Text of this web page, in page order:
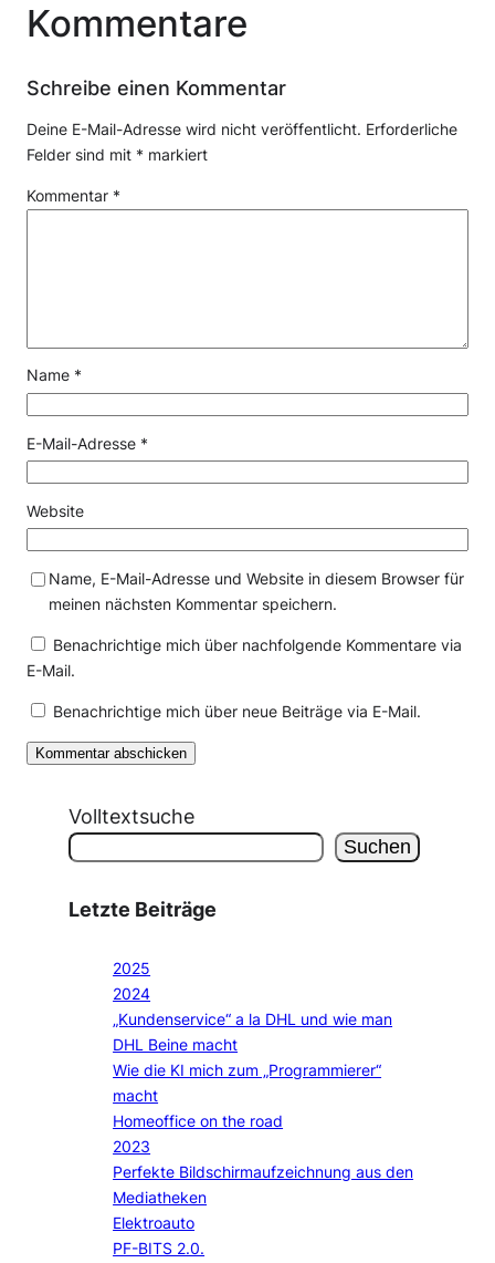
Kommentare
Schreibe einen Kommentar
Deine E-Mail-Adresse wird nicht veröffentlicht. Erforderliche
Felder sind mit * markiert
Kommentar *
Name *
E-Mail-Adresse *
Website
Name, E-Mail-Adresse und Website in diesem Browser für
meinen nächsten Kommentar speichern.
Benachrichtige mich über nachfolgende Kommentare via
E-Mail.
Benachrichtige mich über neue Beiträge via E-Mail.
Volltextsuche
Suchen
Letzte Beiträge
2025
2024
„Kundenservice“ a la DHL und wie man
DHL Beine macht
Wie die KI mich zum „Programmierer“
macht
Homeoffice on the road
2023
Perfekte Bildschirmaufzeichnung aus den
Mediatheken
Elektroauto
PF-BITS 2.0.